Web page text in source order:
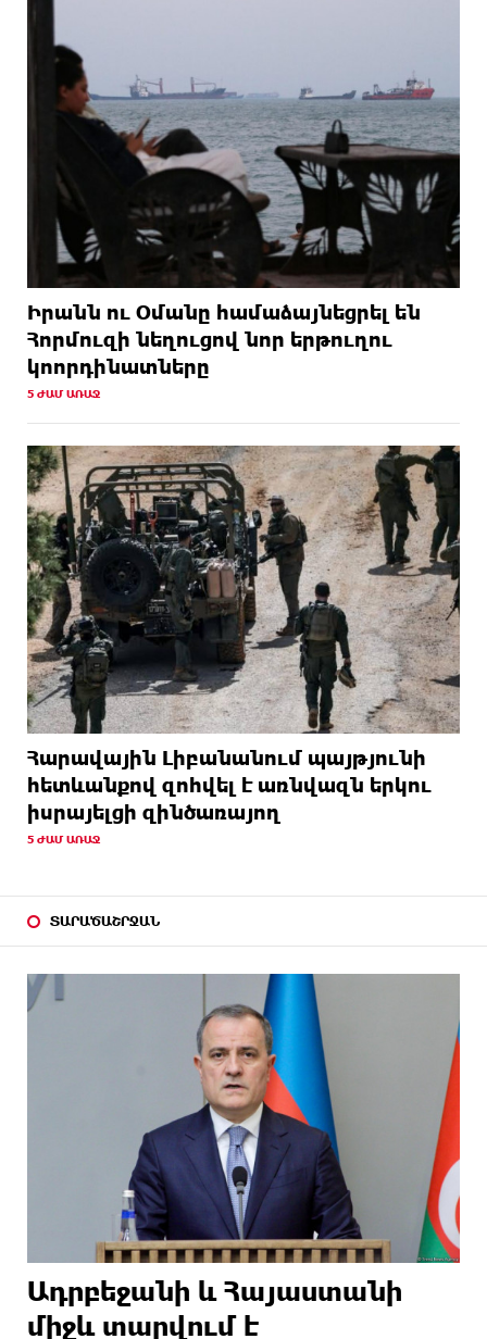
Իրանն ու Օմանը համաձայնեցրել են
Հորմուզի նեղուցով նոր երթուղու
կոորդինատները
5 ԺԱՄ ԱՌԱՋ
Հարավային Լիբանանում պայթյունի
հետևանքով զոհվել է առնվազն երկու
իսրայելցի զինծառայող
5 ԺԱՄ ԱՌԱՋ
ՏԱՐԱԾԱՇՐՋԱՆ
Ադրբեջանի և Հայաստանի
միջև տարվում է